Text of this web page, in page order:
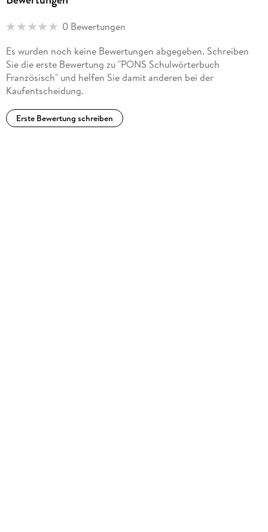
0 Bewertungen
Es wurden noch keine Bewertungen abgegeben. Schreiben
Sie die erste Bewertung zu "PONS Schulwörterbuch
Französisch" und helfen Sie damit anderen bei der
Kaufentscheidung.
Erste Bewertung schreiben